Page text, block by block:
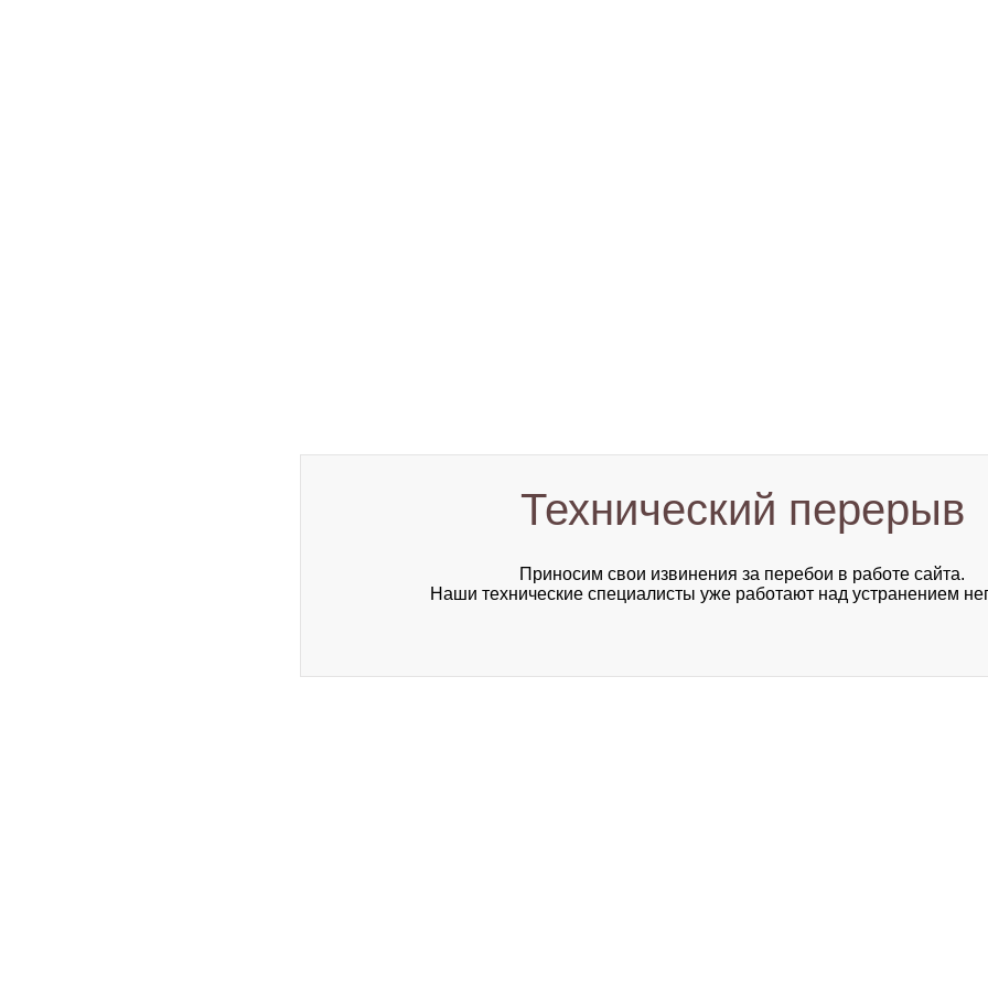
Технический перерыв
Приносим свои извинения за перебои в работе сайта.
Наши технические специалисты уже работают над устранением